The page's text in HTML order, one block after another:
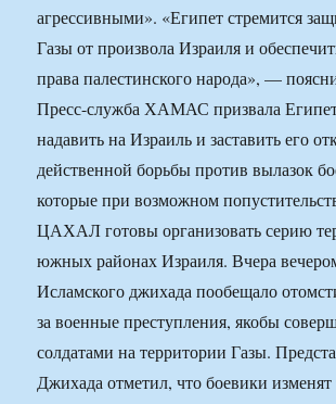
агрессивными». «Египет стремится
Газы от произвола Израиля и
права палестинского народа», —
Пресс-служба ХАМАС призвала
надавить на Израиль и заставить его
действенной борьбы против вылазок
которые при возможном
ЦАХАЛ готовы организовать серию
южных районах Израиля. Вчера
Исламского джихада пообещало
за военные преступления, якобы
солдатами на территории Газы.
Джихада отметил, что боевики изменят